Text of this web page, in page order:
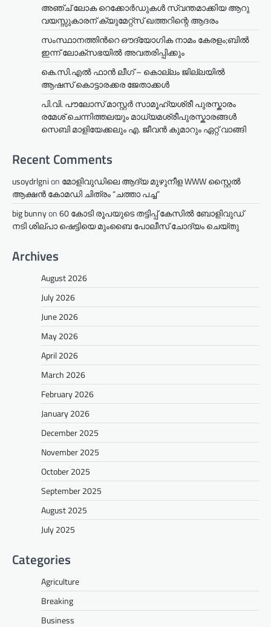
അഞ്ച് ലോക റെക്കോർഡുകൾ സ്വന്തമാക്കിയ ആറു
വയസ്സുകാരന് ക്യുമേറ്റ്സ് ഖത്തറിന്റെ ആദരം
സംസ്ഥാനത്തിന്‍റെ ഔദ്യോഗിക നാമം കേരളം;ബില്‍
ഇന്ന് ലോക്സഭയില്‍ അവതരിപ്പിക്കും
കെ.സി.എൽ ഫാൻ ലീഗ് – കൊല്ലം ജില്ലയിൽ
ആഷസ് കൊട്ടാരക്കര ജേതാക്കൾ
പി.വി. പൗലോസ് മാസ്റ്റർ സാമൂഹ്യശ്രീ പുരസ്കാരം
രമേശ് ചെന്നിത്തലയും മാധ്യമശ്രീപുരസ്കാരങ്ങൾ
സെബി മാളിയേക്കലും എ. ജീവൻ കുമാറും ഏറ്റ് വാങ്ങി
Recent Comments
usoydrlgnion മോളിവുഡിലെ ആദ്യ മുഴുനീള WWW സ്റ്റൈൽ
ആക്ഷൻ കോമഡി ചിത്രം “ചത്താ പച്ച”
big bunnyon60 കോടി രൂപയുടെ തട്ടിപ്പ് കേസിൽ ബോളിവുഡ്
നടി ശില്പാ ഷെട്ടിയെ മുംബൈ പോലീസ് ചോദ്യം ചെയ്തു
Archives
August 2026
July 2026
June 2026
May 2026
April 2026
March 2026
February 2026
January 2026
December 2025
November 2025
October 2025
September 2025
August 2025
July 2025
Categories
Agriculture
Breaking
Business